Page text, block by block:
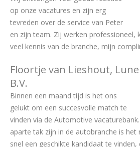
op onze vacatures en zijn erg
tevreden over de service van Peter
en zijn team. Zij werken professioneel,
veel kennis van de branche, mijn
Floortje van Lieshout,
B.V.
Binnen een maand tijd is het ons
gelukt om een succesvolle match te
vinden via de Automotive
aparte tak zijn in de autobranche is het
snel een geschikte kandidaat te